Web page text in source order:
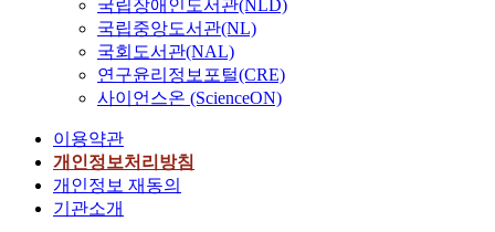
국립장애인도서관(NLD)
국립중앙도서관(NL)
국회도서관(NAL)
연구윤리정보포털(CRE)
사이언스온 (ScienceON)
이용약관
개인정보처리방침
개인정보 재동의
기관소개